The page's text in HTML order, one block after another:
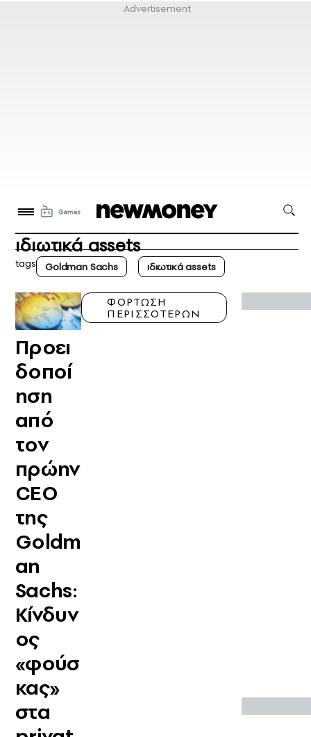
ιδιωτικά assets
tags Goldman Sachs ιδιωτικά assets
Προει
δοποί
ηση
από
τον
πρώην
CEO
της
Goldm
an
Sachs:
Κίνδυν
ος
«φούσ
κας»
στα
ΦΟΡΤΩΣΗ
ΠΕΡΙΣΣΟΤΕΡΩΝ